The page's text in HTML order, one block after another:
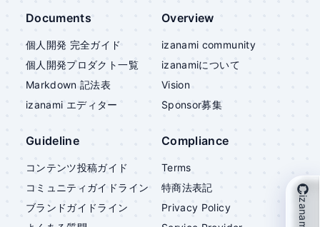
Documents
個人開発 完全ガイド
個人開発プロダクト一覧
Markdown 記法表
izanami エディター
Overview
izanami community
izanamiについて
Vision
Sponsor募集
Guideline
コンテンツ投稿ガイド
コミュニティガイドライン
ブランドガイドライン
Compliance
Terms
特商法表記
Privacy Policy